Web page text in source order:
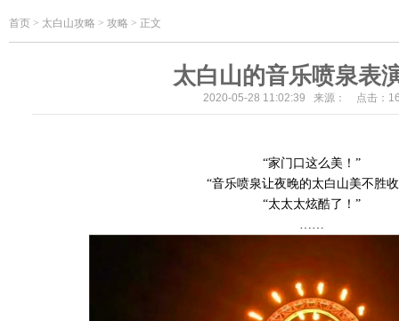
首页 > 太白山攻略 > 攻略 > 正文
太白山的音乐喷泉表
2020-05-28 11:02:39 来源： 点击：
“家门口这么美！”
“音乐喷泉让夜晚的太白山美不胜
“太太太炫酷了！”
……